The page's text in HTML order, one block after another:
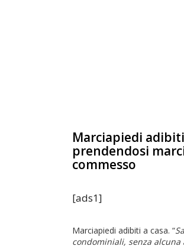
Marciapiedi
prendendosi
commesso
[ads1]
Marciapiedi adibiti a casa. “
condominiali, senza